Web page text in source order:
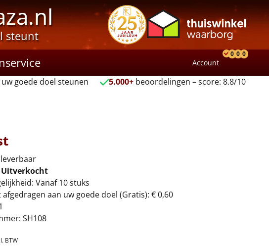
steunt
Account
0 0 0
uw goede doel steunen 5.000+ beoordelingen – score: 8.8/10
Uitverkocht
Vanaf 10 stuks
afgedragen aan uw goede doel (Gratis): € 0,60
SH108
BTW